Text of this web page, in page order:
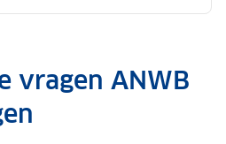
vragen ANWB